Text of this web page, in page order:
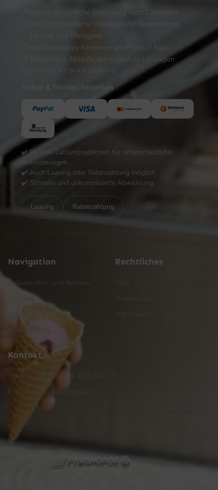
Immer persönliche Betreuung statt Callcenter
Maßgeschneiderte Lösungen für Gastronomie,
Handel und Metzgerei
Rechtssicheres Kassieren am Point of Sale
Effizientere Abläufe durch digitale Lösungen
ZAHLUNG & FINANZIERUNG
Sicher & flexibel bezahlen
✔️ Flexible Zahlungsoptionen für unterschiedliche
Anforderungen
✔️ Auch Leasing oder Ratenzahlung möglich
✔️ Schnelle und unkomplizierte Abwicklung
Leasing Ratenzahlung
Navigation
Reklamation und Retoure
Cookie Policy
Rechtliches
Kontakt
Telefon: +49 (0) 201 433 992 13
E-Mail: info@ptmshop.de